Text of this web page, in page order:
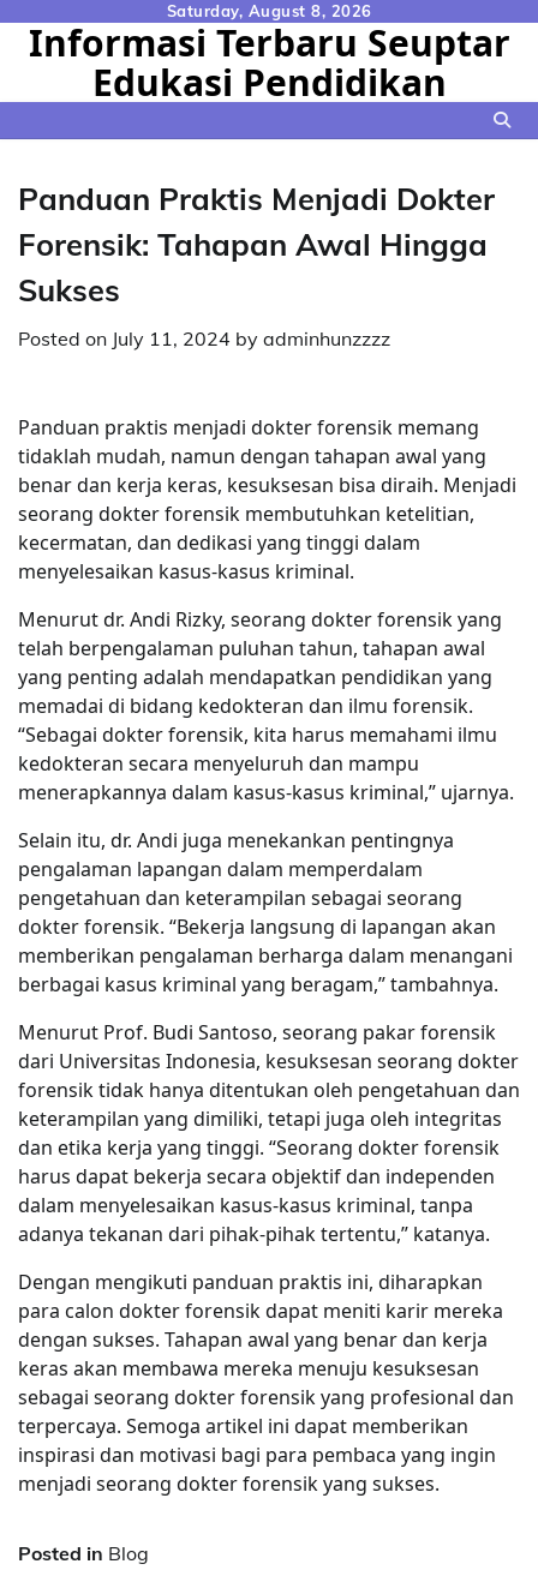
Saturday, August 8, 2026
Informasi Terbaru Seuptar
Edukasi Pendidikan
Panduan Praktis Menjadi Dokter
Forensik: Tahapan Awal Hingga
Sukses
Posted on July 11, 2024 by adminhunzzzz
Panduan praktis menjadi dokter forensik memang
tidaklah mudah, namun dengan tahapan awal yang
benar dan kerja keras, kesuksesan bisa diraih. Menjadi
seorang dokter forensik membutuhkan ketelitian,
kecermatan, dan dedikasi yang tinggi dalam
menyelesaikan kasus-kasus kriminal.
Menurut dr. Andi Rizky, seorang dokter forensik yang
telah berpengalaman puluhan tahun, tahapan awal
yang penting adalah mendapatkan pendidikan yang
memadai di bidang kedokteran dan ilmu forensik.
“Sebagai dokter forensik, kita harus memahami ilmu
kedokteran secara menyeluruh dan mampu
menerapkannya dalam kasus-kasus kriminal,” ujarnya.
Selain itu, dr. Andi juga menekankan pentingnya
pengalaman lapangan dalam memperdalam
pengetahuan dan keterampilan sebagai seorang
dokter forensik. “Bekerja langsung di lapangan akan
memberikan pengalaman berharga dalam menangani
berbagai kasus kriminal yang beragam,” tambahnya.
Menurut Prof. Budi Santoso, seorang pakar forensik
dari Universitas Indonesia, kesuksesan seorang dokter
forensik tidak hanya ditentukan oleh pengetahuan dan
keterampilan yang dimiliki, tetapi juga oleh integritas
dan etika kerja yang tinggi. “Seorang dokter forensik
harus dapat bekerja secara objektif dan independen
dalam menyelesaikan kasus-kasus kriminal, tanpa
adanya tekanan dari pihak-pihak tertentu,” katanya.
Dengan mengikuti panduan praktis ini, diharapkan
para calon dokter forensik dapat meniti karir mereka
dengan sukses. Tahapan awal yang benar dan kerja
keras akan membawa mereka menuju kesuksesan
sebagai seorang dokter forensik yang profesional dan
terpercaya. Semoga artikel ini dapat memberikan
inspirasi dan motivasi bagi para pembaca yang ingin
menjadi seorang dokter forensik yang sukses.
Posted in Blog